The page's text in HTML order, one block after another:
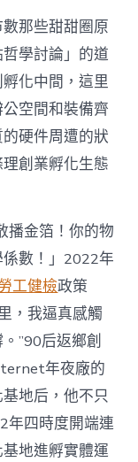
那些甜甜圈原
學討論」的道
化中間，這里
空間和裝備齊
硬件周遭的狀
創業孵化生態
播金箔！你的物
數！」2022年
工健檢政策
，我逼真感觸
”90后返鄉創
年夜廠的
地后，他不只
年四時度開端連
地進孵實體運